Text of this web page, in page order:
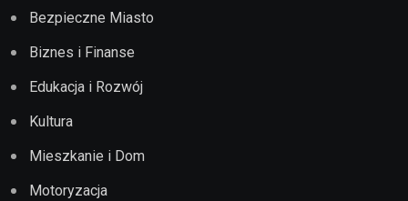
Bezpieczne Miasto
Biznes i Finanse
Edukacja i Rozwój
Kultura
Mieszkanie i Dom
Motoryzacja